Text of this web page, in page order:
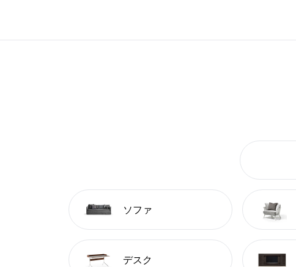
ソファ
デスク